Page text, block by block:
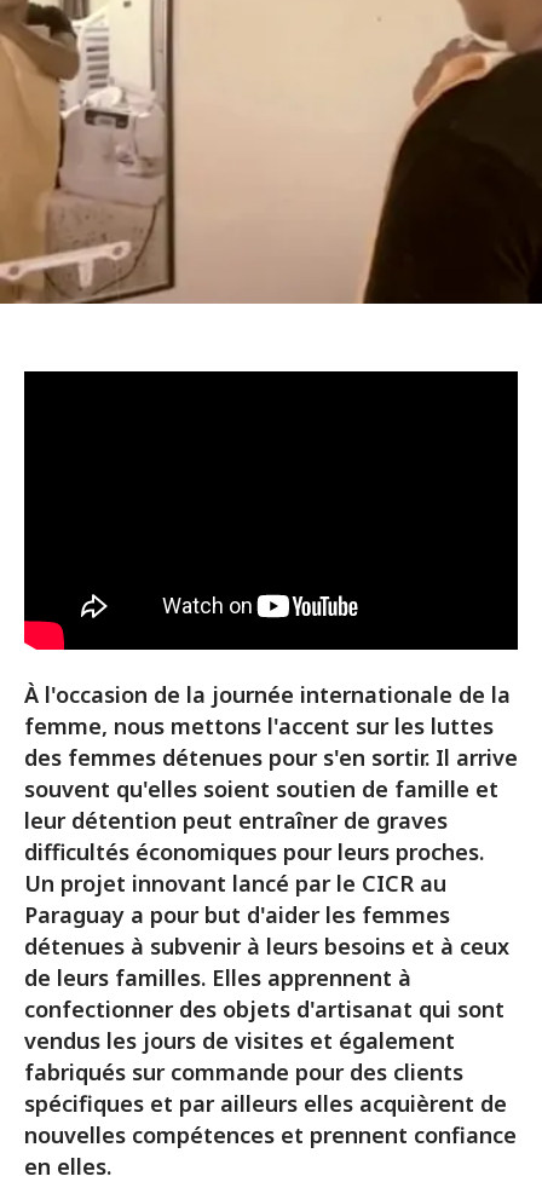
À l'occasion de la journée internationale de la
femme, nous mettons l'accent sur les luttes
des femmes détenues pour s'en sortir. Il arrive
souvent qu'elles soient soutien de famille et
leur détention peut entraîner de graves
difficultés économiques pour leurs proches.
Un projet innovant lancé par le CICR au
Paraguay a pour but d'aider les femmes
détenues à subvenir à leurs besoins et à ceux
de leurs familles. Elles apprennent à
confectionner des objets d'artisanat qui sont
vendus les jours de visites et également
fabriqués sur commande pour des clients
spécifiques et par ailleurs elles acquièrent de
nouvelles compétences et prennent confiance
en elles.